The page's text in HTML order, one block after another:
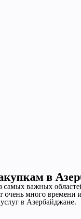
в
важных
очень много времени
в Азербайджане.